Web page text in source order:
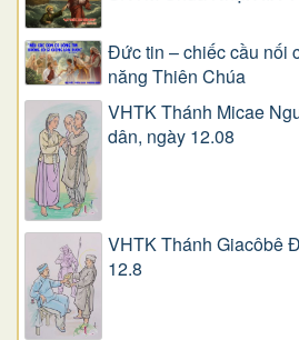
Đức tin – chiếc cầu nối
năng Thiên Chúa
VHTK Thánh Micae
dân, ngày 12.08
VHTK Thánh Giacôbê
12.8